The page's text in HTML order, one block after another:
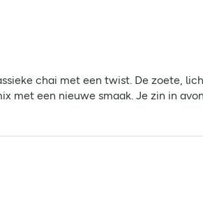
chai met een twist. De zoete,
met een nieuwe smaak. Je zin in